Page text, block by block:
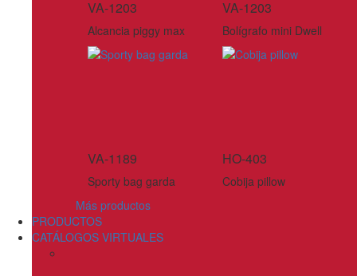
VA-1203
Alcancia piggy max
VA-1203
Bolígrafo mini Dwell
VA-1189
Sporty bag garda
HO-403
Cobija pillow
Más productos
PRODUCTOS
CATÁLOGOS VIRTUALES